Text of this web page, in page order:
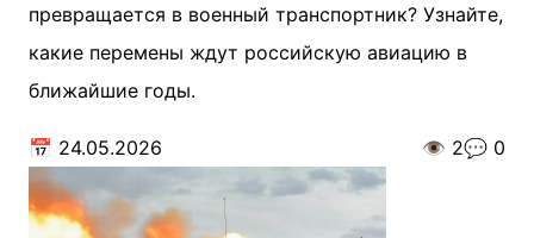
превращается в военный транспортник? Узнайте,
какие перемены ждут российскую авиацию в
ближайшие годы.
📅 24.05.2026 👁️ 2💬 0